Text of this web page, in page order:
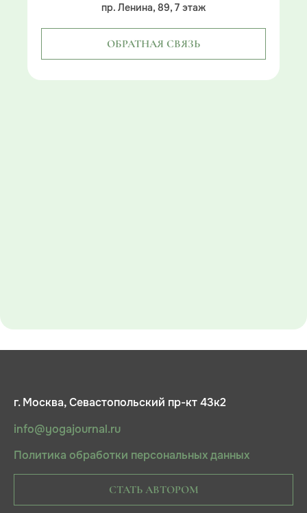
пр. Ленина, 89, 7 этаж
ОБРАТНАЯ СВЯЗЬ
г. Москва, Севастопольский пр-кт 43к2
info@yogajournal.ru
Политика обработки персональных данных
СТАТЬ АВТОРОМ